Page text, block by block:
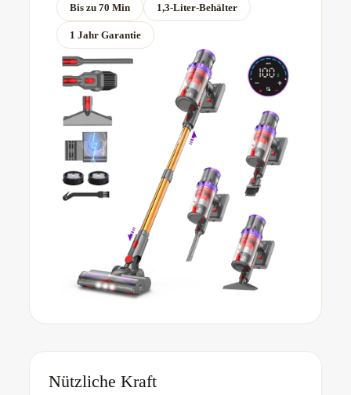
Bis zu 70 Min 1,3-Liter-Behälter
1 Jahr Garantie
Nützliche Kraft